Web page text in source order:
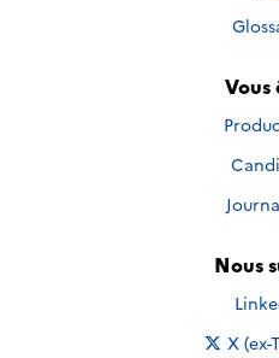
Vous
Nous
Nous
Nous
X